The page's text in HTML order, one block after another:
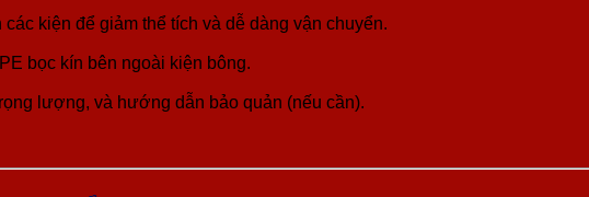
kiện để giảm thể tích và dễ dàng vận chuyển.
bọc kín bên ngoài kiện bông.
lượng, và hướng dẫn bảo quản (nếu cần).